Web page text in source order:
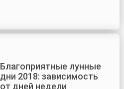
Благоприятные лунные
дни 2018: зависимость
от дней недели